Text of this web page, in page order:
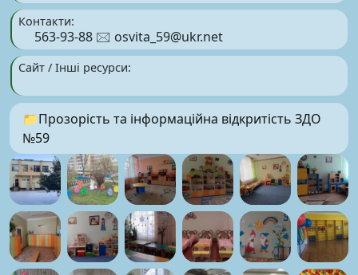
Контакти:
563-93-88 🖂 osvita_59@ukr.net
Сайт / Інші ресурси:
📁Прозорість та інформаційна відкритість ЗДО
№59